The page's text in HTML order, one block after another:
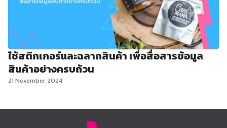
ใช้สติกเกอร์และฉลากสินค้า เพื่อสื่อสารข้อมูล
สินค้าอย่างครบถ้วน
21 November 2024